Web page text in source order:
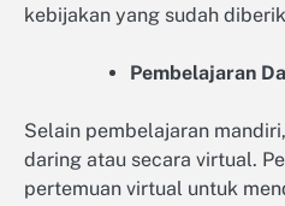
kebijakan yang sudah
Pembelajaran
Selain pembelajaran
daring atau secara virtual.
pertemuan virtual untuk